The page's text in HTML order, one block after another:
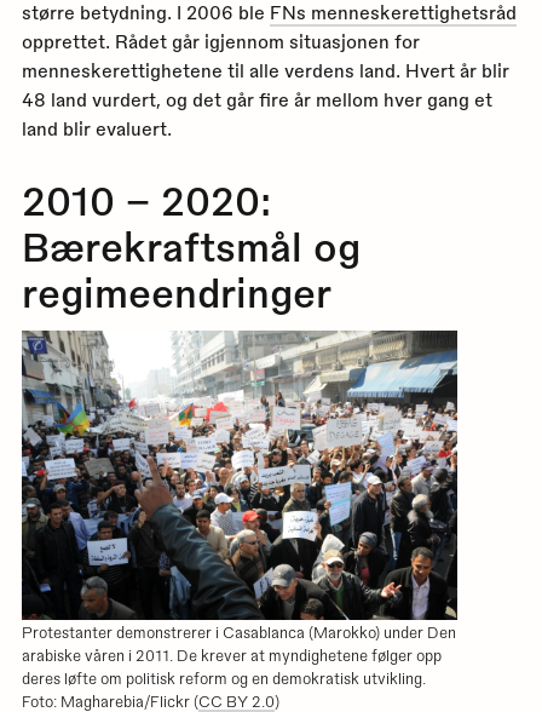
større betydning. I 2006 ble FNs menneskerettighetsråd
opprettet. Rådet går igjennom situasjonen for
menneskerettighetene til alle verdens land. Hvert år blir
48 land vurdert, og det går fire år mellom hver gang et
land blir evaluert.
2010 – 2020:
Bærekraftsmål og
regimeendringer
Protestanter demonstrerer i Casablanca (Marokko) under Den
arabiske våren i 2011. De krever at myndighetene følger opp
deres løfte om politisk reform og en demokratisk utvikling.
Foto: Magharebia/Flickr (CC BY 2.0)